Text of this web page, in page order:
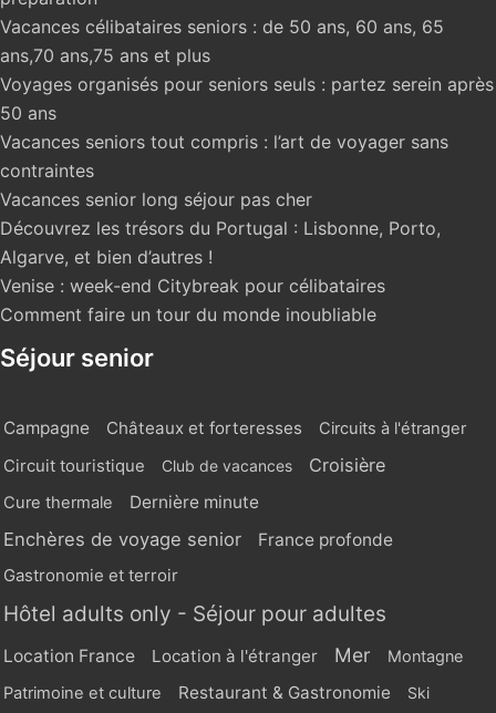
Vacances célibataires seniors : de 50 ans, 60 ans, 65
ans,70 ans,75 ans et plus
Voyages organisés pour seniors seuls : partez serein après
50 ans
Vacances seniors tout compris : l’art de voyager sans
contraintes
Vacances senior long séjour pas cher
Découvrez les trésors du Portugal : Lisbonne, Porto,
Algarve, et bien d’autres !
Venise : week-end Citybreak pour célibataires
Comment faire un tour du monde inoubliable
Séjour senior
Campagne Châteaux et forteresses
Circuits à l'étranger
Circuit touristique
Club de vacances Croisière
Cure thermale Dernière minute
Enchères de voyage senior
France profonde
Gastronomie et terroir
Hôtel adults only - Séjour pour adultes
Location France Location à l'étranger Mer Montagne
Patrimoine et culture Restaurant & Gastronomie Ski